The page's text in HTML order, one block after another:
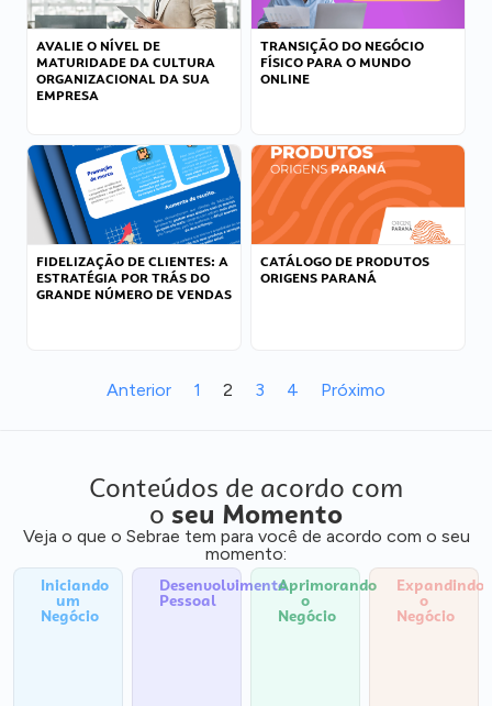
AVALIE O NÍVEL DE
MATURIDADE DA CULTURA
ORGANIZACIONAL DA SUA
EMPRESA
TRANSIÇÃO DO NEGÓCIO
FÍSICO PARA O MUNDO
ONLINE
FIDELIZAÇÃO DE CLIENTES: A
ESTRATÉGIA POR TRÁS DO
GRANDE NÚMERO DE VENDAS
CATÁLOGO DE PRODUTOS
ORIGENS PARANÁ
Anterior 1 2 3 4 Próximo
Conteúdos de acordo com
o seu Momento
Veja o que o Sebrae tem para você de acordo com o seu
momento:
Iniciando
um
Negócio
Desenvolvimento
Pessoal
Aprimorando
o
Negócio
Expandindo
o
Negócio